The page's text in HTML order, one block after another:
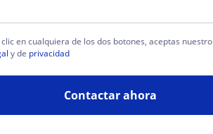
en cualquiera de los dos botones, aceptas nuestro
y de privacidad
Contactar ahora